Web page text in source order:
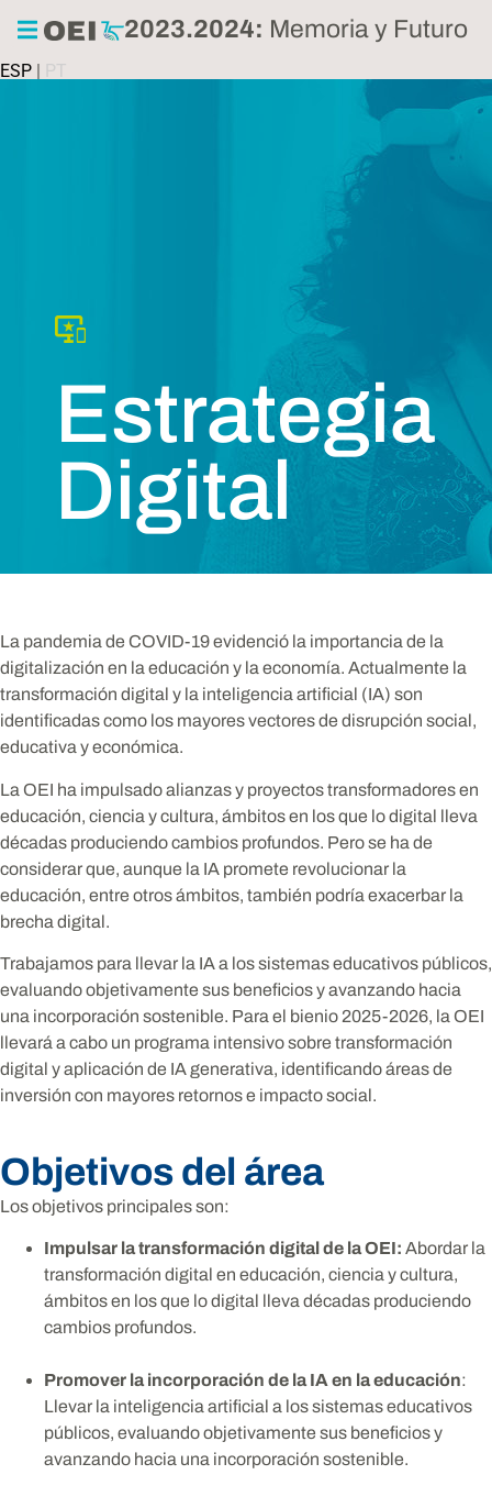
2023.2024: Memoria y Futuro
ESP | PT
Estrategia
Digital
La pandemia de COVID-19 evidenció la importancia de la
digitalización en la educación y la economía. Actualmente la
transformación digital y la inteligencia artificial (IA) son
identificadas como los mayores vectores de disrupción social,
educativa y económica.
La OEI ha impulsado alianzas y proyectos transformadores en
educación, ciencia y cultura, ámbitos en los que lo digital lleva
décadas produciendo cambios profundos. Pero se ha de
considerar que, aunque la IA promete revolucionar la
educación, entre otros ámbitos, también podría exacerbar la
brecha digital.
Trabajamos para llevar la IA a los sistemas educativos públicos,
evaluando objetivamente sus beneficios y avanzando hacia
una incorporación sostenible. Para el bienio 2025-2026, la OEI
llevará a cabo un programa intensivo sobre transformación
digital y aplicación de IA generativa, identificando áreas de
inversión con mayores retornos e impacto social.
Objetivos del área
Los objetivos principales son:
Impulsar la transformación digital de la OEI: Abordar la
transformación digital en educación, ciencia y cultura,
ámbitos en los que lo digital lleva décadas produciendo
cambios profundos.
Promover la incorporación de la IA en la educación:
Llevar la inteligencia artificial a los sistemas educativos
públicos, evaluando objetivamente sus beneficios y
avanzando hacia una incorporación sostenible.